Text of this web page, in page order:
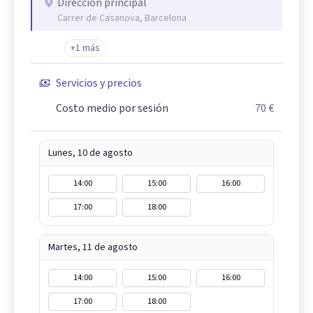
Carrer de Casanova, Barcelona
+1 más
Servicios y precios
Costo medio por sesión
70 €
Lunes, 10 de agosto
14:00 15:00
16:00
17:00
18:00
Martes, 11 de agosto
14:00 15:00
16:00
17:00
18:00